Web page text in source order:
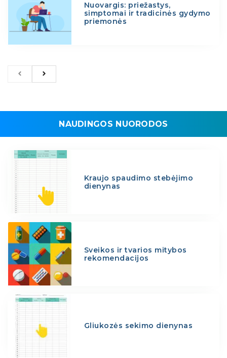
Nuovargis: priežastys,
simptomai ir tradicinės gydymo
priemonės
NAUDINGOS NUORODOS
Kraujo spaudimo stebėjimo
dienynas
Sveikos ir tvarios mitybos
rekomendacijos
Gliukozės sekimo dienynas